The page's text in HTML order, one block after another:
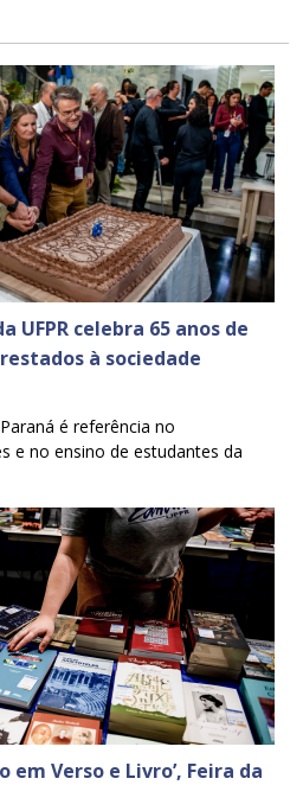
UFPR celebra 65 anos de
à sociedade
é referência no
e no ensino de estudantes da
em Verso e Livro’, Feira da